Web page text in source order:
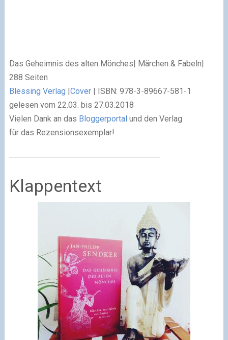
Das Geheimnis des alten Mönches| Märchen & Fabeln|
288 Seiten
Blessing Verlag |Cover| ISBN: 978-3-89667-581-1
gelesen vom 22.03. bis 27.03.2018
Vielen Dank an das Bloggerportalund den Verlag
für das Rezensionsexemplar!
Klappentext